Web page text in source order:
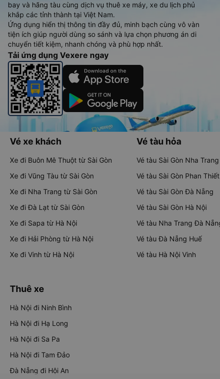
bay và hãng tàu cùng dịch vụ thuê xe máy, xe du lịch phủ
khắp các tỉnh thành tại Việt Nam.
Ứng dụng hiển thị thông tin đầy đủ, minh bạch cùng vô vàn
tiện ích giúp người dùng so sánh và lựa chọn phương án di
chuyển tiết kiệm, nhanh chóng và phù hợp nhất.
Tải ứng dụng Vexere ngay
Vé xe khách
Xe đi Buôn Mê Thuột từ Sài Gòn
Xe đi Vũng Tàu từ Sài Gòn
Xe đi Nha Trang từ Sài Gòn
Xe đi Đà Lạt từ Sài Gòn
Xe đi Sapa từ Hà Nội
Xe đi Hải Phòng từ Hà Nội
Xe đi Vinh từ Hà Nội
Vé tàu hỏa
Vé tàu Sài Gòn Nha Trang
Vé tàu Sài Gòn Phan Thiết
Vé tàu Sài Gòn Đà Nẵng
Vé tàu Sài Gòn Hà Nội
Vé tàu Nha Trang Đà
Vé tàu Đà Nẵng Huế
Vé tàu Hà Nội Vinh
Thuê xe
Hà Nội đi Ninh Bình
Hà Nội đi Hạ Long
Hà Nội đi Sa Pa
Hà Nội đi Tam Đảo
Đà Nẵng đi Hội An